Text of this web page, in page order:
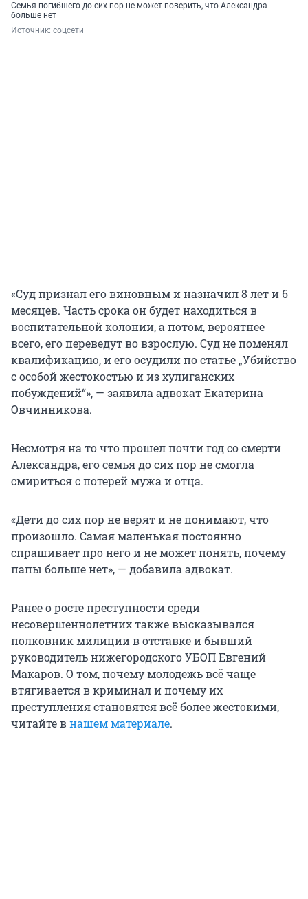
Семья погибшего до сих пор не может поверить, что Александра
больше нет
Источник: соцсети
«Суд признал его виновным и назначил 8 лет и 6
месяцев. Часть срока он будет находиться в
воспитательной колонии, а потом, вероятнее
всего, его переведут во взрослую. Суд не поменял
квалификацию, и его осудили по статье „Убийство
с особой жестокостью и из хулиганских
побуждений“», — заявила адвокат Екатерина
Овчинникова.
Несмотря на то что прошел почти год со смерти
Александра, его семья до сих пор не смогла
смириться с потерей мужа и отца.
«Дети до сих пор не верят и не понимают, что
произошло. Самая маленькая постоянно
спрашивает про него и не может понять, почему
папы больше нет», — добавила адвокат.
Ранее о росте преступности среди
несовершеннолетних также высказывался
полковник милиции в отставке и бывший
руководитель нижегородского УБОП Евгений
Макаров. О том, почему молодежь всё чаще
втягивается в криминал и почему их
преступления становятся всё более жестокими,
читайте внашем материале.